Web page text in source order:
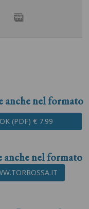
anche nel formato
(PDF) € 7.99
anche nel formato